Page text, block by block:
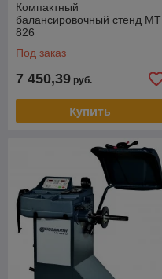
Компактный
балансировочный стенд MT
826
Под заказ
7 450,39 руб.
Купить